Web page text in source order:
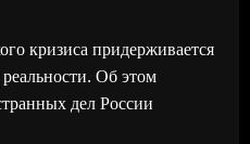
кризиса придерживается
Об этом
дел России